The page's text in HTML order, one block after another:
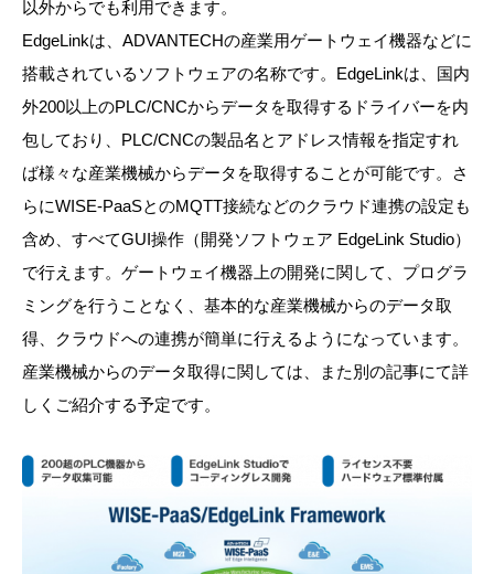
以外からでも利用できます。
EdgeLinkは、ADVANTECHの産業用ゲートウェイ機器などに
搭載されているソフトウェアの名称です。EdgeLinkは、国内
外200以上のPLC/CNCからデータを取得するドライバーを内
包しており、PLC/CNCの製品名とアドレス情報を指定すれ
ば様々な産業機械からデータを取得することが可能です。さ
らにWISE-PaaSとのMQTT接続などのクラウド連携の設定も
含め、すべてGUI操作（開発ソフトウェア EdgeLink Studio）
で行えます。ゲートウェイ機器上の開発に関して、プログラ
ミングを行うことなく、基本的な産業機械からのデータ取
得、クラウドへの連携が簡単に行えるようになっています。
産業機械からのデータ取得に関しては、また別の記事にて詳
しくご紹介する予定です。